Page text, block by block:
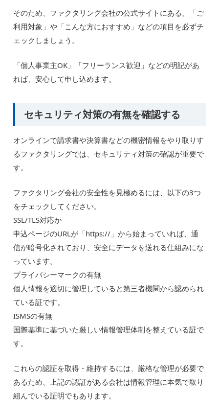
そのため、ファクタリング会社の公式サイトにある、「ご
利用対象」や「こんな方におすすめ」などの項目を必ずチ
ェックしましょう。
「個人事業主OK」「フリーランス歓迎」などの明記があ
れば、安心して申し込めます。
セキュリティ対策の有無を確認する
オンラインで請求書や決算書などの機密情報をやり取りす
るファクタリングでは、セキュリティ対策の確認が重要で
す。
ファクタリング会社の安全性を見極めるには、以下の3つ
をチェックしてください。
SSL/TLS対応か
申込ページのURLが「https://」から始まっていれば、通
信が暗号化されており、安全にデータを送れる仕組みにな
っています。
プライバシーマークの有無
個人情報を適切に管理していると第三者機関から認められ
ている証です。
ISMSの有無
国際基準に基づいた厳しい情報管理体制を整えている証で
す。
これらの認証を取得・維持するには、厳格な管理が必要で
あるため、上記の認証がある会社は情報管理に本気で取り
組んでいる証明でもあります。